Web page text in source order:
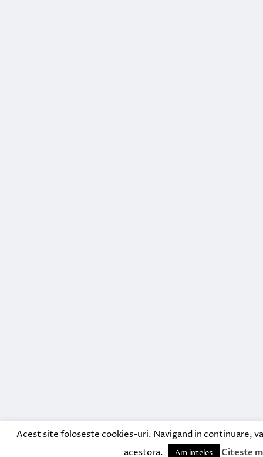
Acest site foloseste cookies-uri. Navigand in continuare,
acestora.
Am inteles Citeste